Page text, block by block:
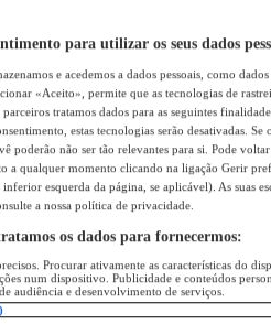
para utilizar os seus dados
e acedemos a dados pessoais, como
«Aceito», permite que as tecnologias de
parceiros tratamos dados para as seguintes
estas tecnologias serão desativadas. Se
poderão não ser tão relevantes para si. Pode voltar
a qualquer momento clicando na ligação Gerir
esquerda da página, se aplicável). As suas
a nossa política de privacidade.
os dados para fornecermos:
Procurar ativamente as características do
num dispositivo. Publicidade e conteúdos
audiência e desenvolvimento de serviços.